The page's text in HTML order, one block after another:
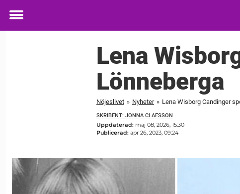
Toggle
Lena
Lönneberga
Nöjeslivet » Nyheter » Lena Wisborg Candinger
SKRIBENT: JONNA CLAESSON
Uppdaterad: maj 08, 2026, 15:30
Publicerad: apr 26, 2023, 09:24